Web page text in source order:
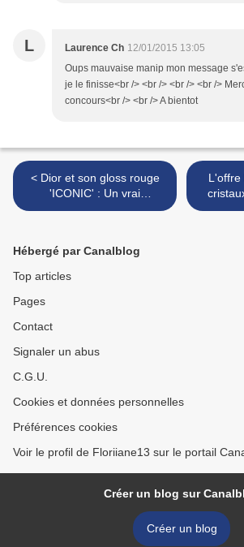
L Laurence Ch 12/01/2015 13:05
Oups mauvaise manip mon message
je le finisse<br /> <br /> <br /> <br />
concours<br /> <br /> A bientot
< Dior et son gloss rouge
'ICONIC' : Un vrai
concentré de brillance .
L'offre
Hébergé par Canalblog
Top articles
Pages
Contact
Signaler un abus
C.G.U.
Cookies et données personnelles
Préférences cookies
Voir le profil de Floriiane13 sur le portail
Créer un blog sur
Créer un blog